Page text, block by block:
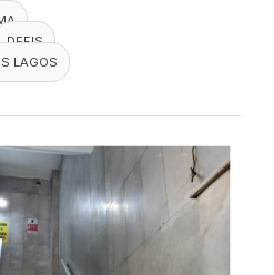
DEFIS
LAGOS